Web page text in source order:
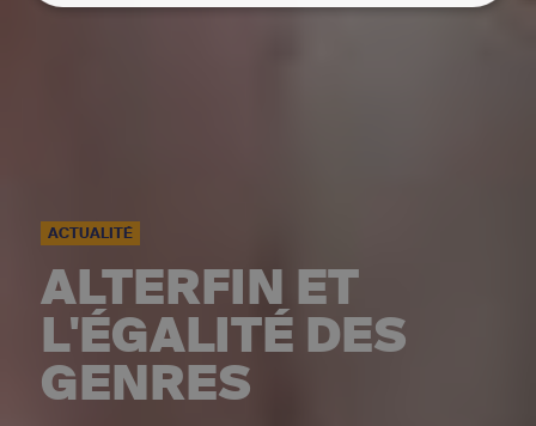
ACTUALITÉ
ALTERFIN ET
L'ÉGALITÉ DES
GENRES